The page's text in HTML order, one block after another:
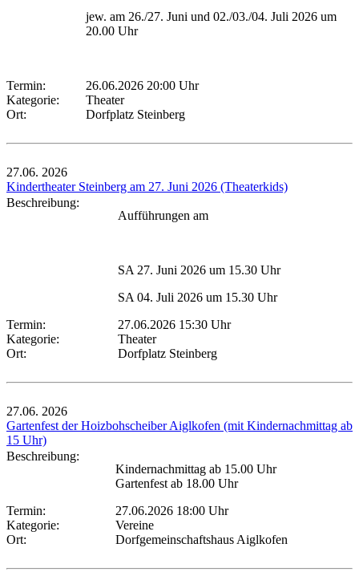
jew. am 26./27. Juni und 02./03./04. Juli 2026 um
20.00 Uhr
Termin:
26.06.2026 20:00 Uhr
Kategorie:
Theater
Ort:
Dorfplatz Steinberg
27.06. 2026
Kindertheater Steinberg am 27. Juni 2026 (Theaterkids)
Beschreibung:
Aufführungen am
SA 27. Juni 2026 um 15.30 Uhr
SA 04. Juli 2026 um 15.30 Uhr
Termin:
27.06.2026 15:30 Uhr
Kategorie:
Theater
Ort:
Dorfplatz Steinberg
27.06. 2026
Gartenfest der Hoizbohscheiber Aiglkofen (mit Kindernachmittag ab
15 Uhr)
Beschreibung:
Kindernachmittag ab 15.00 Uhr
Gartenfest ab 18.00 Uhr
Termin:
27.06.2026 18:00 Uhr
Kategorie:
Vereine
Ort:
Dorfgemeinschaftshaus Aiglkofen